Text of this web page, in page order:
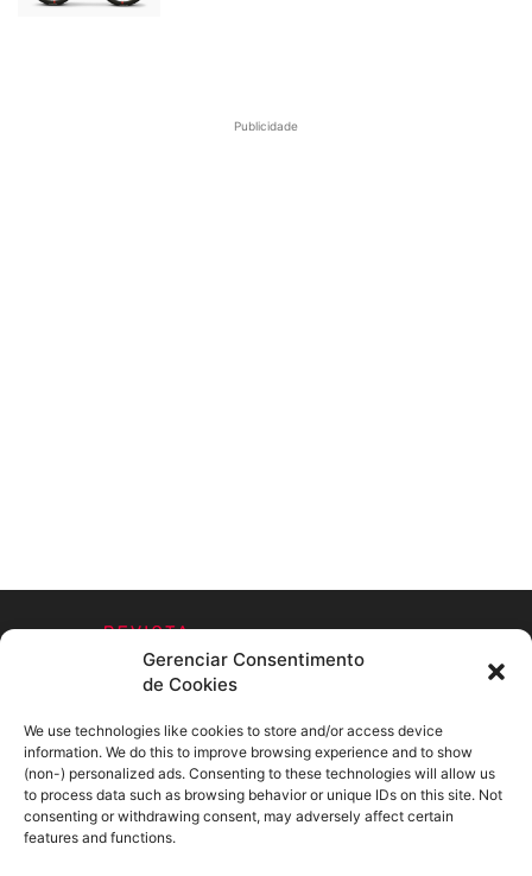
Publicidade
SOBRE NÓS
Gerenciar Consentimento
de Cookies
We use technologies like cookies to store and/or access device
information. We do this to improve browsing experience and to show
(non-) personalized ads. Consenting to these technologies will allow us
to process data such as browsing behavior or unique IDs on this site. Not
consenting or withdrawing consent, may adversely affect certain
features and functions.